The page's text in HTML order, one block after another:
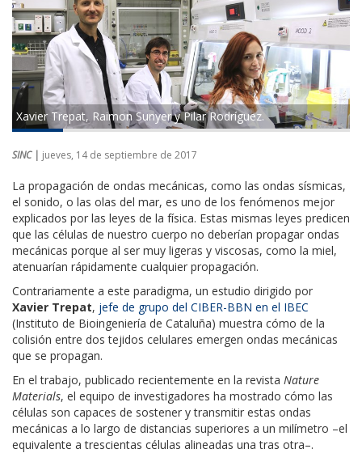
Xavier Trepat, Raimon Sunyer y Pilar Rodríguez.
SINC | jueves, 14 de septiembre de 2017
La propagación de ondas mecánicas, como las ondas sísmicas,
el sonido, o las olas del mar, es uno de los fenómenos mejor
explicados por las leyes de la física. Estas mismas leyes predicen
que las células de nuestro cuerpo no deberían propagar ondas
mecánicas porque al ser muy ligeras y viscosas, como la miel,
atenuarían rápidamente cualquier propagación.
Contrariamente a este paradigma, un estudio dirigido por
Xavier Trepat, jefe de grupo del CIBER-BBN en el IBEC
(Instituto de Bioingeniería de Cataluña) muestra cómo de la
colisión entre dos tejidos celulares emergen ondas mecánicas
que se propagan.
En el trabajo, publicado recientemente en la revista Nature
Materials, el equipo de investigadores ha mostrado cómo las
células son capaces de sostener y transmitir estas ondas
mecánicas a lo largo de distancias superiores a un milímetro –el
equivalente a trescientas células alineadas una tras otra–.